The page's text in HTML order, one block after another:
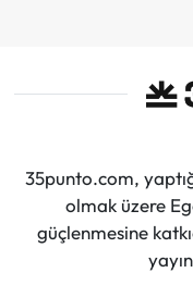
35punto.com,
olmak üzere
güçlenmesine